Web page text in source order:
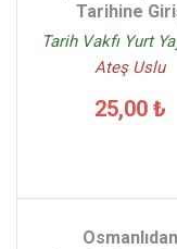
Tarihine
Tarih Vakfı Yurt
Ateş Uslu
25,00 ₺
Osmanlıdan